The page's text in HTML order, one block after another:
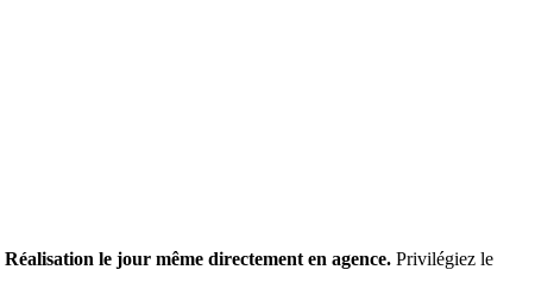
Réalisation le jour même directement en agence. Privilégiez le